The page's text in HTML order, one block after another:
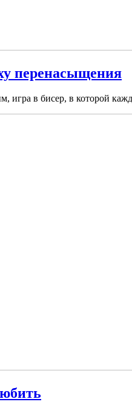
перенасыщения
в бисер, в которой